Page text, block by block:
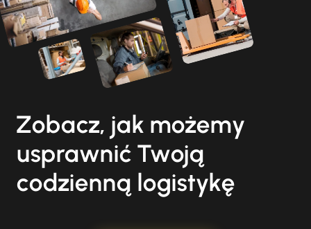
Zobacz, jak możemy
usprawnić Twoją
codzienną logistykę